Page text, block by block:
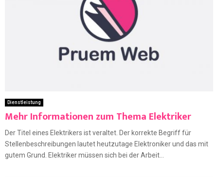
Dienstleistung
Mehr Informationen zum Thema Elektriker
Der Titel eines Elektrikers ist veraltet. Der korrekte Begriff für
Stellenbeschreibungen lautet heutzutage Elektroniker und das mit
gutem Grund. Elektriker müssen sich bei der Arbeit...